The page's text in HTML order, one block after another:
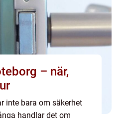
– när,
inte bara om säkerhet
handlar det om